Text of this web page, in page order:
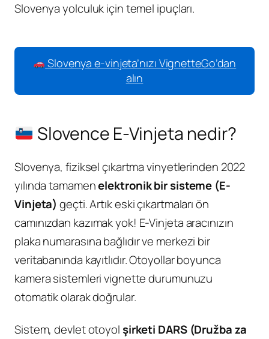
Slovenya yolculuk için temel ipuçları.
Slovenya e-vinjeta’nızı VignetteGo’dan
alın
Slovence E-Vinjeta nedir?
Slovenya, fiziksel çıkartma vinyetlerinden 2022
yılında tamamenelektronik bir sisteme (E-
Vinjeta) geçti. Artık eski çıkartmaları ön
camınızdan kazımak yok! E-Vinjeta aracınızın
plaka numarasına bağlıdır ve merkezi bir
veritabanında kayıtlıdır. Otoyollar boyunca
kamera sistemleri vignette durumunuzu
otomatik olarak doğrular.
Sistem, devlet otoyolşirketi DARS (Družba za